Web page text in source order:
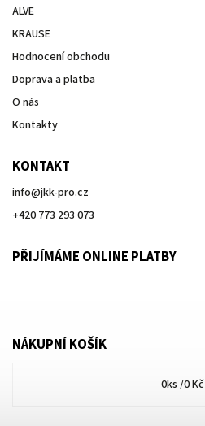
ALVE
KRAUSE
Hodnocení obchodu
Doprava a platba
O nás
Kontakty
KONTAKT
info@jkk-pro.cz
+420 773 293 073
PŘIJÍMÁME ONLINE PLATBY
NÁKUPNÍ KOŠÍK
0ks /0 Kč